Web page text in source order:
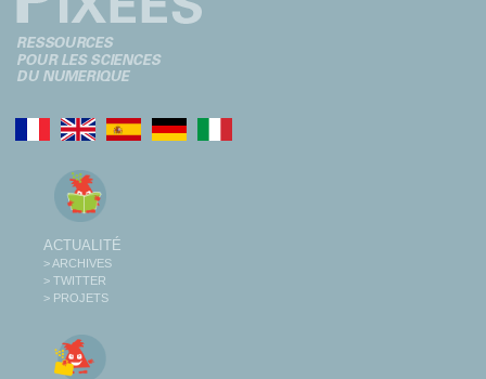
ACTUALITÉ
> ARCHIVES
> TWITTER
> PROJETS